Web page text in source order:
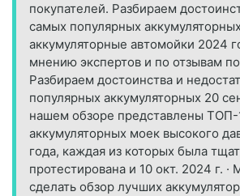
покупателей. Разбираем
самых популярных
аккумуляторные автомойки 2024
мнению экспертов и по отзывам
Разбираем достоинства и
популярных аккумуляторных 20
нашем обзоре представлены
аккумуляторных моек высокого
года, каждая из которых была
протестирована и 10 окт. 2024 г.
сделать обзор лучших